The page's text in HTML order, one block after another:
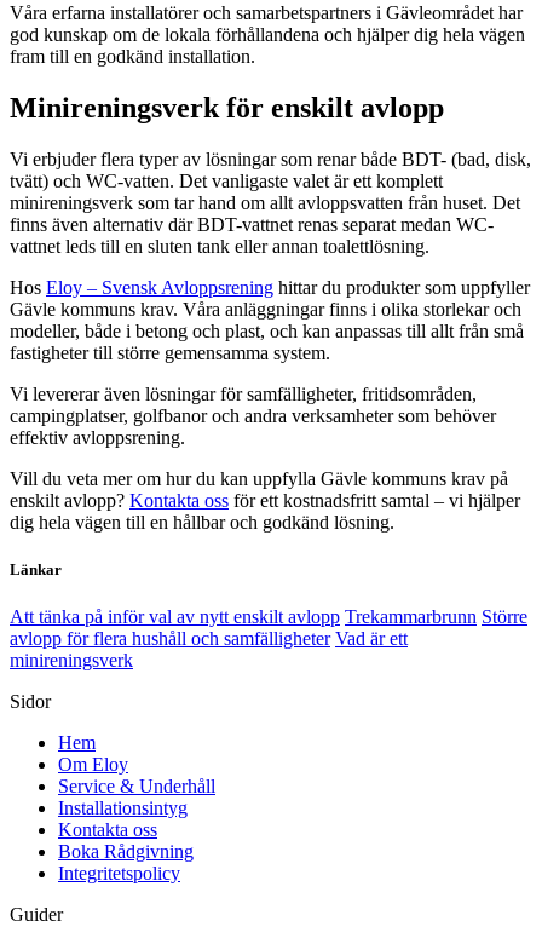
Våra erfarna installatörer och samarbetspartners i Gävleområdet har
god kunskap om de lokala förhållandena och hjälper dig hela vägen
fram till en godkänd installation.
Minireningsverk för enskilt avlopp
Vi erbjuder flera typer av lösningar som renar både BDT- (bad, disk,
tvätt) och WC-vatten. Det vanligaste valet är ett komplett
minireningsverk som tar hand om allt avloppsvatten från huset. Det
finns även alternativ där BDT-vattnet renas separat medan WC-
vattnet leds till en sluten tank eller annan toalettlösning.
Hos Eloy – Svensk Avloppsrening hittar du produkter som uppfyller
Gävle kommuns krav. Våra anläggningar finns i olika storlekar och
modeller, både i betong och plast, och kan anpassas till allt från små
fastigheter till större gemensamma system.
Vi levererar även lösningar för samfälligheter, fritidsområden,
campingplatser, golfbanor och andra verksamheter som behöver
effektiv avloppsrening.
Vill du veta mer om hur du kan uppfylla Gävle kommuns krav på
enskilt avlopp? Kontakta oss för ett kostnadsfritt samtal – vi hjälper
dig hela vägen till en hållbar och godkänd lösning.
Länkar
Att tänka på inför val av nytt enskilt avlopp Trekammarbrunn Större
avlopp för flera hushåll och samfälligheter Vad är ett
minireningsverk
Sidor
Hem
Om Eloy
Service & Underhåll
Installationsintyg
Kontakta oss
Boka Rådgivning
Integritetspolicy
Guider